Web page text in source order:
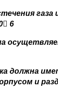
газа
 6
должна
и